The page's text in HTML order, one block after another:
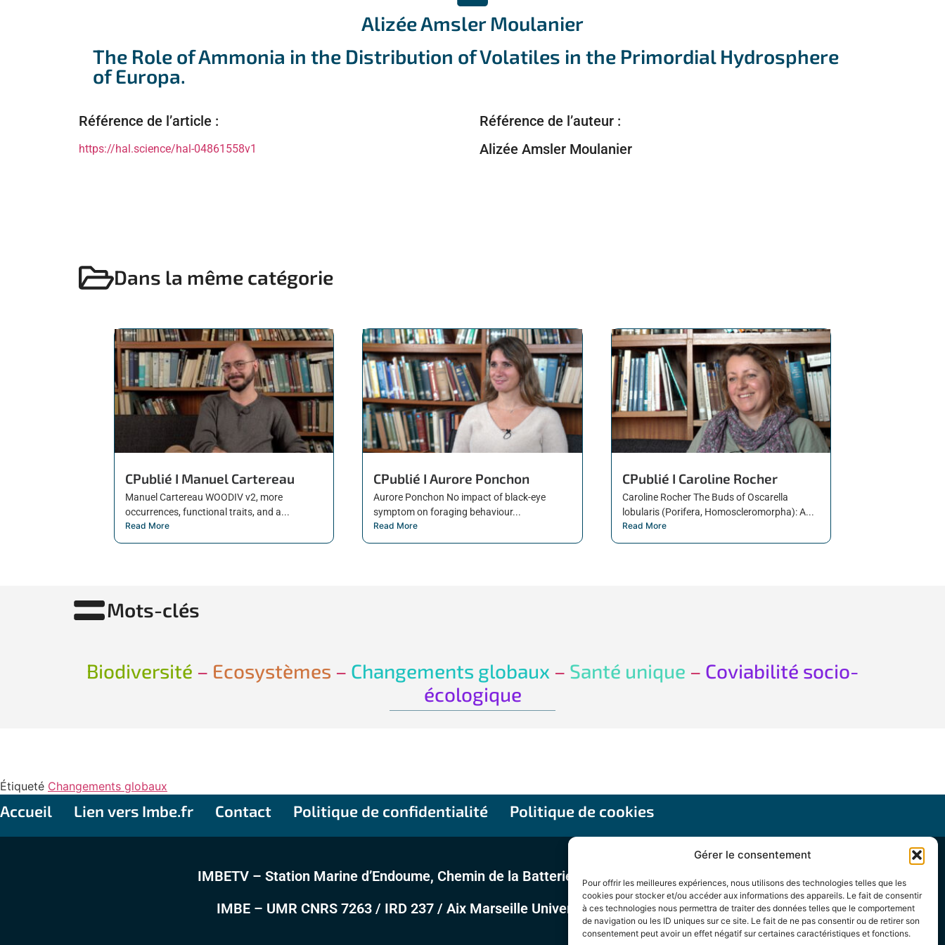
Gérer le consentement
Pour offrir les meilleures expériences, nous utilisons des technologies telles que les
cookies pour stocker et/ou accéder aux informations des appareils. Le fait de consentir
à ces technologies nous permettra de traiter des données telles que le comportement
de navigation ou les ID uniques sur ce site. Le fait de ne pas consentir ou de retirer son
consentement peut avoir un effet négatif sur certaines caractéristiques et fonctions.
Alizée Amsler Moulanier
The Role of Ammonia in the Distribution of Volatiles in the Primordial Hydrosphere
of Europa.
Référence de l’article :
https://hal.science/hal-04861558v1
Référence de l’auteur :
Alizée Amsler Moulanier
Dans la même catégorie
CPublié I Manuel Cartereau
Manuel Cartereau WOODIV v2, more
occurrences, functional traits, and a...
Read More
CPublié I Aurore Ponchon
Aurore Ponchon No impact of black-eye
symptom on foraging behaviour...
Read More
CPublié I Caroline Rocher
Caroline Rocher The Buds of Oscarella
lobularis (Porifera, Homoscleromorpha): A...
Read More
Mots-clés
Biodiversité – Ecosystèmes – Changements globaux – Santé unique – Coviabilité socio-
écologique
Étiqueté Changements globaux
Accueil Lien vers Imbe.fr Contact Politique de confidentialité Politique de cookies
IMBETV – Station Marine d’Endoume, Chemin de la Batterie des Lions, 13 007 Marseille
IMBE – UMR CNRS 7263 / IRD 237 / Aix Marseille Université / Avignon Université.